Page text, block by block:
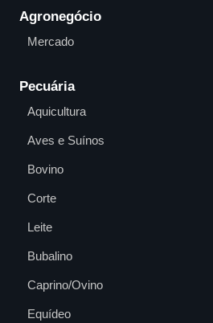
Agronegócio
Mercado
Pecuária
Aquicultura
Aves e Suínos
Bovino
Corte
Leite
Bubalino
Caprino/Ovino
Equídeo